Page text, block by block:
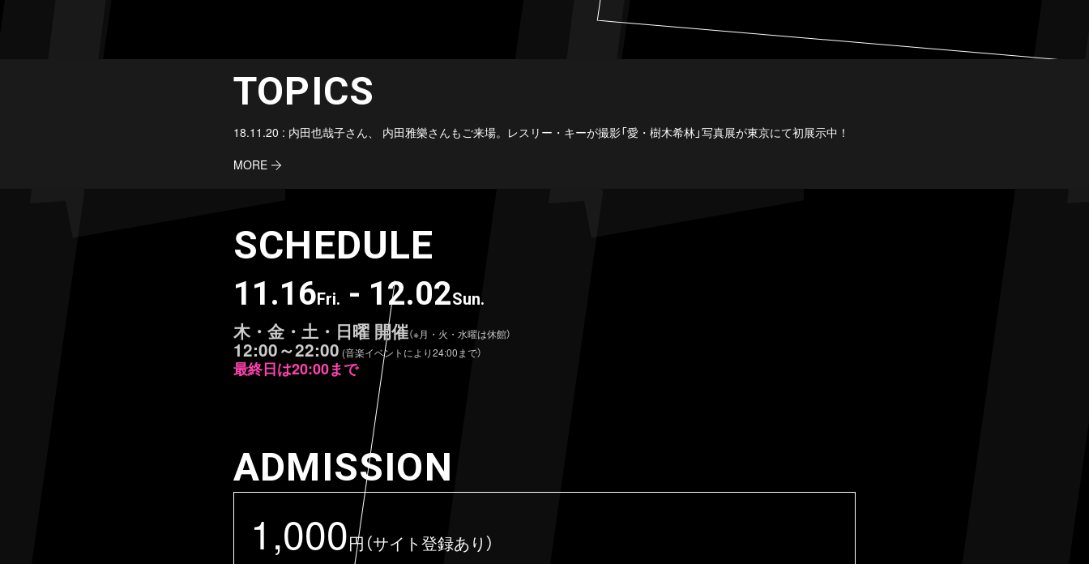
TOPICS
18.11.20 : 内田也哉子さん、 内田雅樂さんもご来場。レスリー・キーが撮影「愛・樹木希林」写真展が東京にて初展示中！
MORE
SCHEDULE
11.16Fri. - 12.02Sun.
木・金・土・日曜 開催（※月・火・水曜は休館）
12:00～22:00 (音楽イベントにより24:00まで）
最終日は20:00まで
ADMISSION
1,000円 （サイト登録あり）